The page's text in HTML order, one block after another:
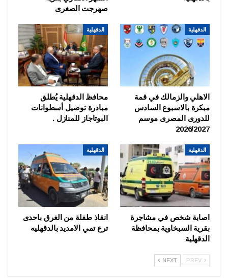
صهرجت الصغرى
الدقهلية
الاهلي والزمالك في قمة
مبكرة بالاسبوع السادس
للدورى المصرى موسم
2026/2027
الدقهلية
محافظ الدقهلية يُطلق
مبادرة توصيل أسطوانات
البوتاجاز للمنازل .
الدقهلية
اصابة شخص في مشاجرة
بقرية السبخاوية بمحافظة
الدقهلية
الدقهلية
انقاذ طفلة من الغرق باحدى
ترع تمي الامديد بالدقهليه
NEXT